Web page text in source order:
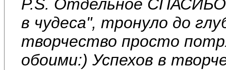
P.S. Отдельное
в чудеса", тронуло до
творчество просто
обоими:) Успехов в